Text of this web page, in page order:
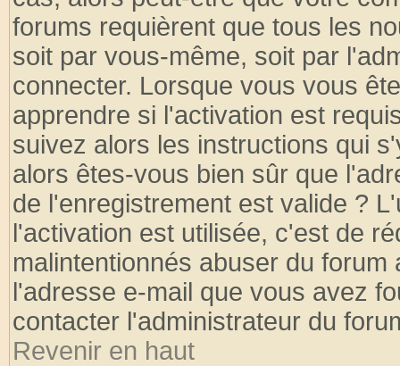
forums requièrent que tous les
soit par vous-même, soit par
connecter. Lorsque vous vous
apprendre si l'activation est
suivez alors les instructions qui
alors êtes-vous bien sûr que
de l'enregistrement est valide ?
l'activation est utilisée, c'est de
malintentionnés abuser du
l'adresse e-mail que vous avez
contacter l'administrateur du
Revenir en haut